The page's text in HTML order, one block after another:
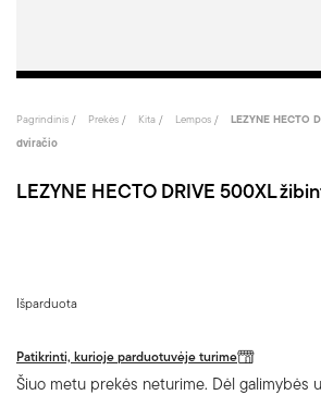
Pagrindinis Prekės Kita Lempos
LEZYNE HECTO
dviračio
LEZYNE HECTO DRIVE 500XL
Išparduota
Patikrinti, kurioje parduotuvėje turime
Šiuo metu prekės neturime. Dėl galimybės